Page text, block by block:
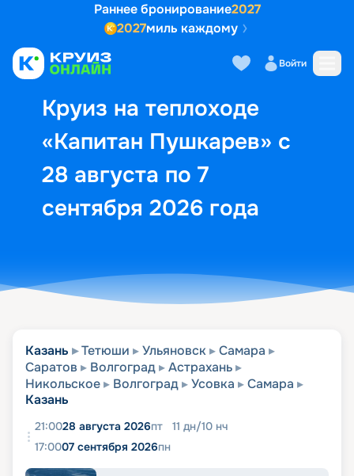
Раннее бронирование2027
2027миль каждому
Войти
Круиз на теплоходе
«Капитан Пушкарев» с
28 августа по 7
сентября 2026 года
Выбор кают Маршрут и
Казань Тетюши Ульяновск
Самара
Саратов
Волгоград
Астрахань
Никольское
Волгоград Усовка
Самара
Казань
21:0028 августа 2026пт 11 дн/10 нч
17:0007 сентября 2026пн